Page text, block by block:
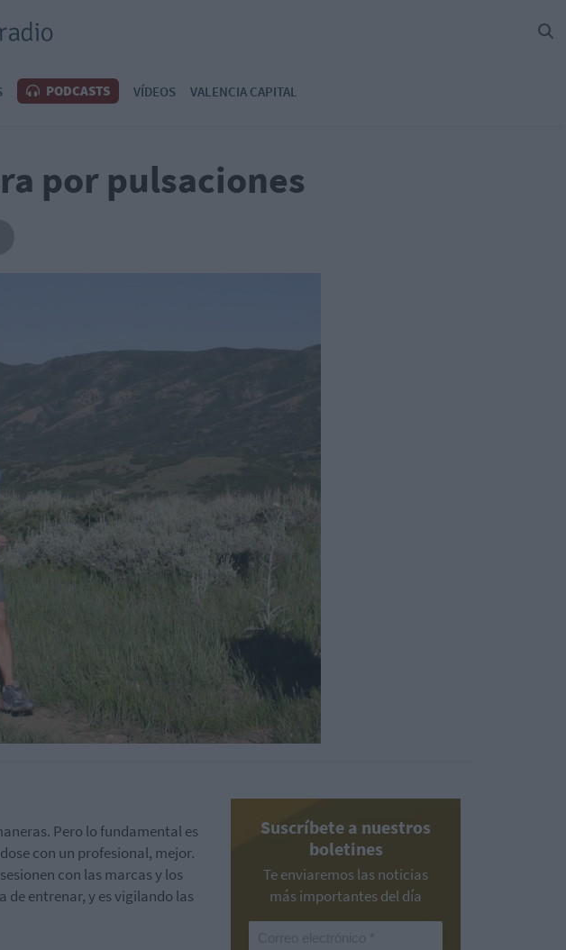
PODCASTS VÍDEOS VALENCIA CAPITAL
por pulsaciones
Pero lo fundamental es
con un profesional, mejor.
con las marcas y los
entrenar, y es vigilando las
Suscríbete a nuestros
boletines
Te enviaremos las noticias
más importantes del día